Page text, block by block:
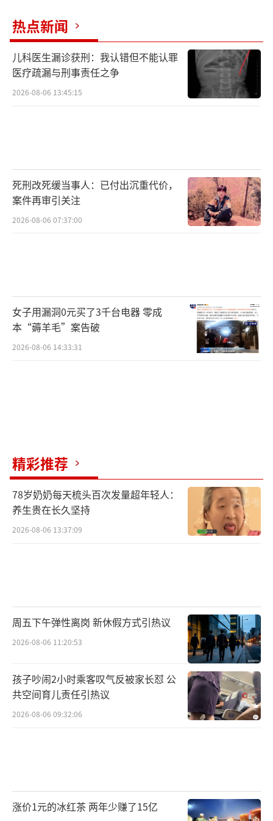
领公众关注这一新兴职业。
近年来，直播电商逐渐侧重内容创作，新
颖的直播形式成为推动行业发展的新动力。遥
望科技利用其明星资源，积极探索综艺领域的
遥望科技将进一步加速在综艺领域的布局，利
用其在内容制作、明星合作及品牌联动方面的
优势，构建从内容到变现的完整生态系统，为
观众带来更多高质量的新消费内容体验。黄子
热点新闻
儿科医生漏诊获刑：我认错但不能认罪
医疗疏漏与刑事责任之争
2026-08-06 13:45:15
死刑改死缓当事人：已付出沉重代价，
案件再审引关注
2026-08-06 07:37:00
女子用漏洞0元买了3千台电器 零成
本“薅羊毛”案告破
2026-08-06 14:33:31
精彩推荐
78岁奶奶每天梳头百次发量超年轻人：
养生贵在长久坚持
2026-08-06 13:37:09
周五下午弹性离岗 新休假方式引热议
2026-08-06 11:20:53
孩子吵闹2小时乘客叹气反被家长怼 公
共空间育儿责任引热议
2026-08-06 09:32:06
涨价1元的冰红茶 两年少赚了15亿